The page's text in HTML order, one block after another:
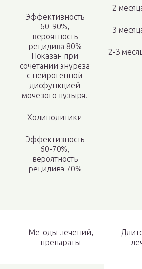
Эффективность
60-90%,
вероятность
рециди­ва 80%
Показан при
сочетании энуреза
с нейрогенной
дисфункцией
мочевого пузыря.
Холинолитики
Эффективность
60-70%,
вероятность
рециди­ва 70%
2
3
2-3
Методы лечений,
препараты